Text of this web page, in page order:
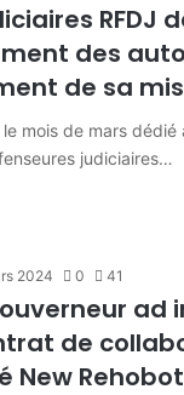
RFDJ
des
de sa
mois de mars dédié
judiciaires…
2024 0 41
ad
de
New